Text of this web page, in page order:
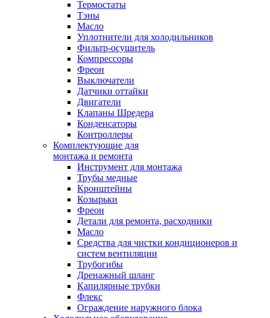
Термостаты
Тэны
Масло
Уплотнители для холодильников
Фильтр-осушитель
Компрессоры
Фреон
Выключатели
Датчики оттайки
Двигатели
Клапаны Шредера
Конденсаторы
Контроллеры
Комплектующие для
монтажа и ремонта
Инструмент для монтажа
Трубы медные
Кронштейны
Козырьки
Фреон
Детали для ремонта, расходники
Масло
Средства для чистки кондиционеров и
систем вентиляции
Трубогибы
Дренажный шланг
Капилярные трубки
Флекс
Ограждение наружного блока